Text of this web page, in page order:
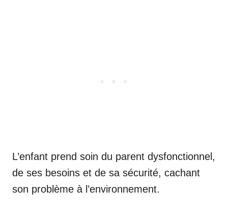
L’enfant prend soin du parent dysfonctionnel,
de ses besoins et de sa sécurité, cachant
son problème à l’environnement.